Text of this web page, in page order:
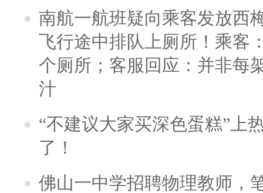
南航一航班疑向乘客发放西
飞行途中排队上厕所！乘客
个厕所；客服回应：并非每
汁
“不建议大家买深色蛋糕”上
了！
佛山一中学招聘物理教师，